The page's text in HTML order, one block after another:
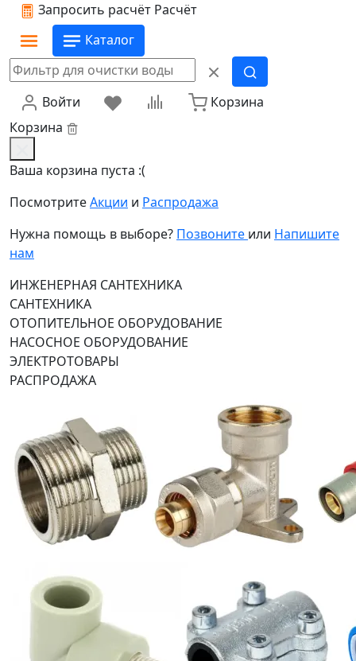
Запросить расчёт Расчёт
Каталог
Войти
Корзина
Корзина
Ваша корзина пуста :(
ПосмотритеАкции и Распродажа
Нужна помощь в выборе? Позвоните или Напишите
нам
ИНЖЕНЕРНАЯ САНТЕХНИКА
САНТЕХНИКА
ОТОПИТЕЛЬНОЕ ОБОРУДОВАНИЕ
НАСОСНОЕ ОБОРУДОВАНИЕ
ЭЛЕКТРОТОВАРЫ
РАСПРОДАЖА